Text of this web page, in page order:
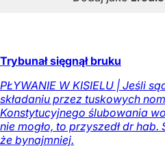
Trybunał sięgnął bruku
PŁYWANIE W KISIELU | Jeśli
składaniu przez tuskowych
Konstytucyjnego ślubowania
nie mogło, to przyszedł dr hab.
że bynajmniej.